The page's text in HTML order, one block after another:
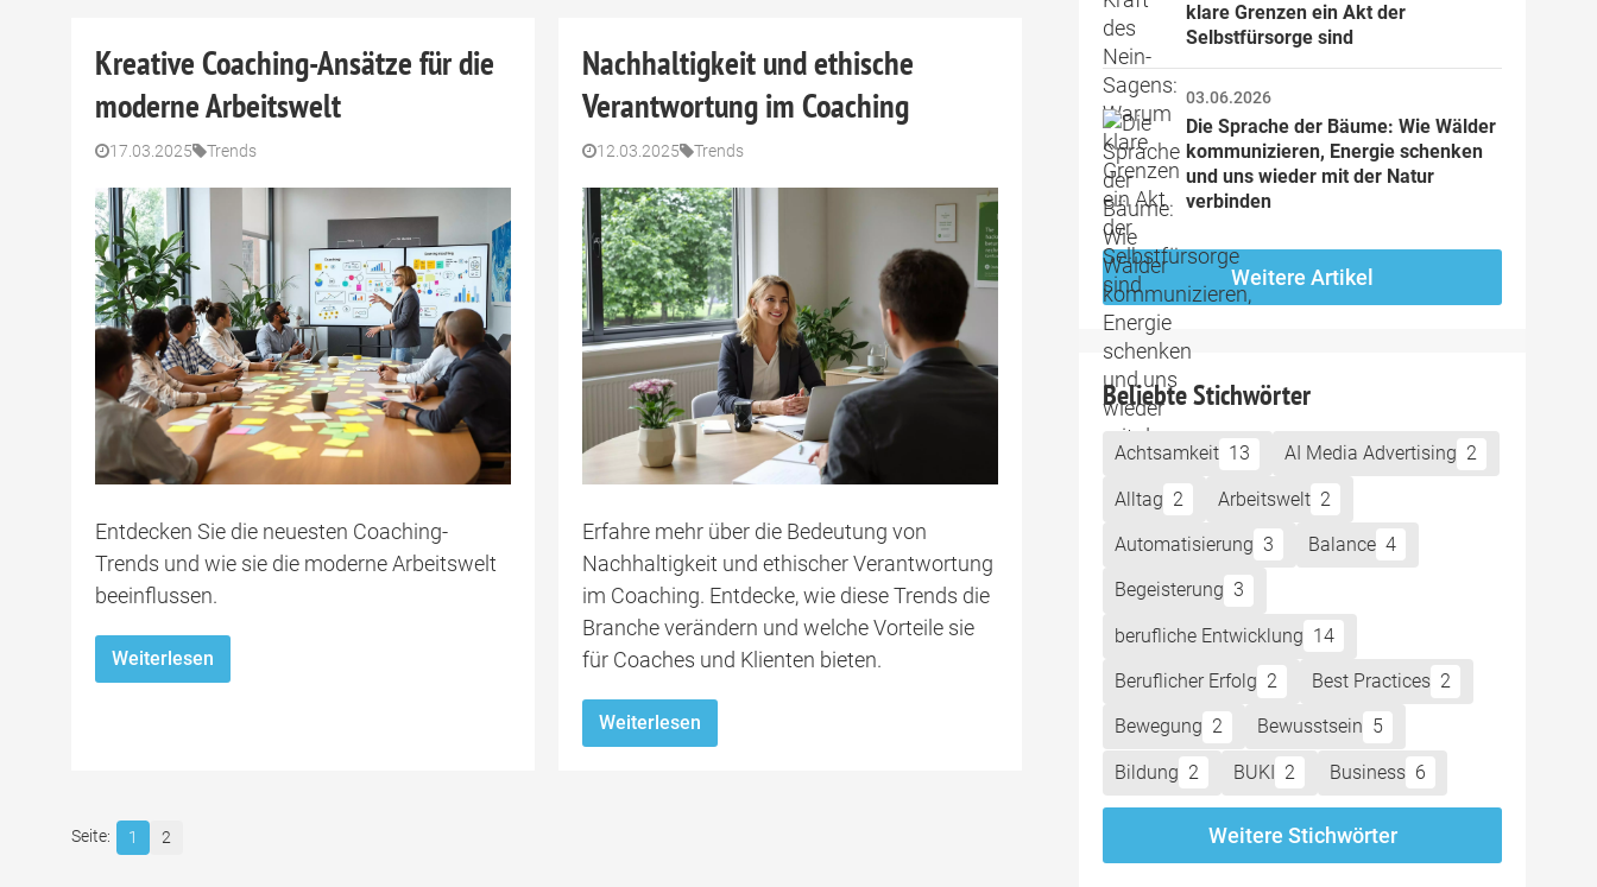
Kreative Coaching-Ansätze für die
moderne Arbeitswelt
17.03.2025 Trends
Entdecken Sie die neuesten Coaching-
Trends und wie sie die moderne Arbeitswelt
beeinflussen.
Weiterlesen
Nachhaltigkeit und ethische
Verantwortung im Coaching
12.03.2025 Trends
Erfahre mehr über die Bedeutung von
Nachhaltigkeit und ethischer Verantwortung
im Coaching. Entdecke, wie diese Trends die
Branche verändern und welche Vorteile sie
für Coaches und Klienten bieten.
Weiterlesen
1 2
klare Grenzen ein Akt der
Selbstfürsorge sind
03.06.2026
Die Sprache der Bäume: Wie Wälder
kommunizieren, Energie schenken
und uns wieder mit der Natur
verbinden
Weitere Artikel
Beliebte Stichwörter
Achtsamkeit 13 AI Media Advertising 2
Alltag 2 Arbeitswelt 2
Automatisierung 3 Balance 4
Begeisterung 3
berufliche Entwicklung 14
Beruflicher Erfolg 2 Best Practices 2
Bewegung 2 Bewusstsein 5
Bildung 2 BUKI 2 Business 6
Weitere Stichwörter